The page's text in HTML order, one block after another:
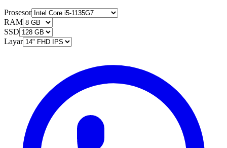
Prosesor
RAM
SSD
Layar